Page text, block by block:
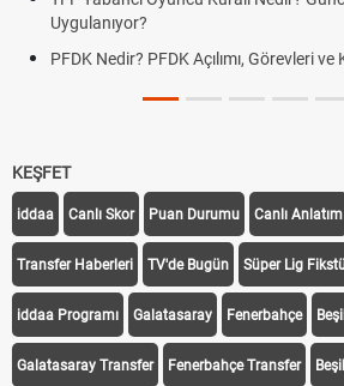
Uygulanıyor?
PFDK Nedir? PFDK Açılımı, Görevleri
KEŞFET
iddaa Canlı Skor Puan Durumu Canlı Anlatım
Transfer Haberleri TV'de Bugün Süper Lig
iddaa Programı Galatasaray Fenerbahçe
Galatasaray Transfer Fenerbahçe Transfer